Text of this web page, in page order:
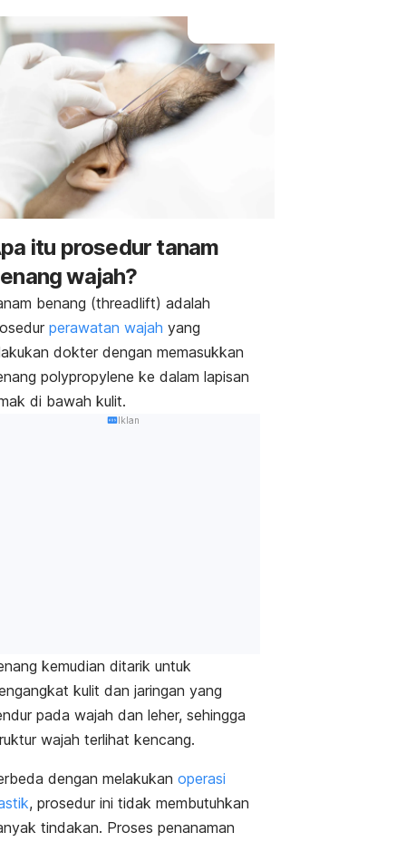
itu prosedur tanam
wajah?
benang (threadlift) adalah
perawatan wajah yang
dokter dengan memasukkan
polypropylene ke dalam lapisan
di bawah kulit.
Iklan
kemudian ditarik untuk
kulit dan jaringan yang
pada wajah dan leher, sehingga
wajah terlihat kencang.
dengan melakukan operasi
, prosedur ini tidak membutuhkan
tindakan. Proses penanaman